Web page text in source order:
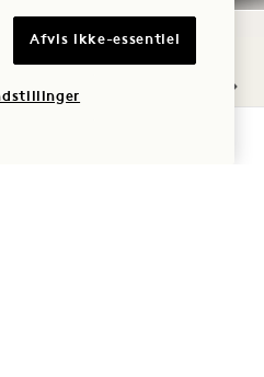
Afvis ikke-essentiel